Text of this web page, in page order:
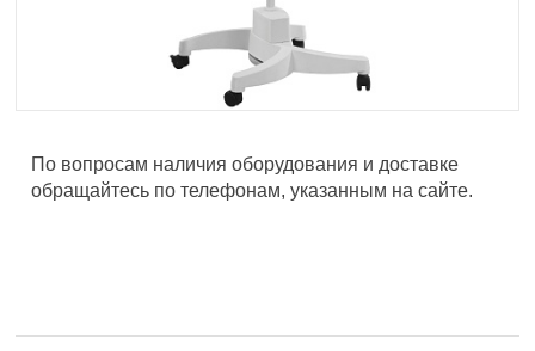
По вопросам наличия оборудования и доставке
обращайтесь по телефонам, указанным на сайте.